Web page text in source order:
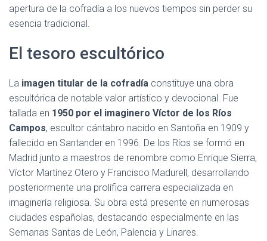
apertura de la cofradía a los nuevos tiempos sin perder su
esencia tradicional.
El tesoro escultórico
La imagen titular de la cofradía constituye una obra
escultórica de notable valor artístico y devocional. Fue
tallada en 1950 por el imaginero Víctor de los Ríos
Campos, escultor cántabro nacido en Santoña en 1909 y
fallecido en Santander en 1996. De los Ríos se formó en
Madrid junto a maestros de renombre como Enrique Sierra,
Víctor Martínez Otero y Francisco Madurell, desarrollando
posteriormente una prolífica carrera especializada en
imaginería religiosa. Su obra está presente en numerosas
ciudades españolas, destacando especialmente en las
Semanas Santas de León, Palencia y Linares.